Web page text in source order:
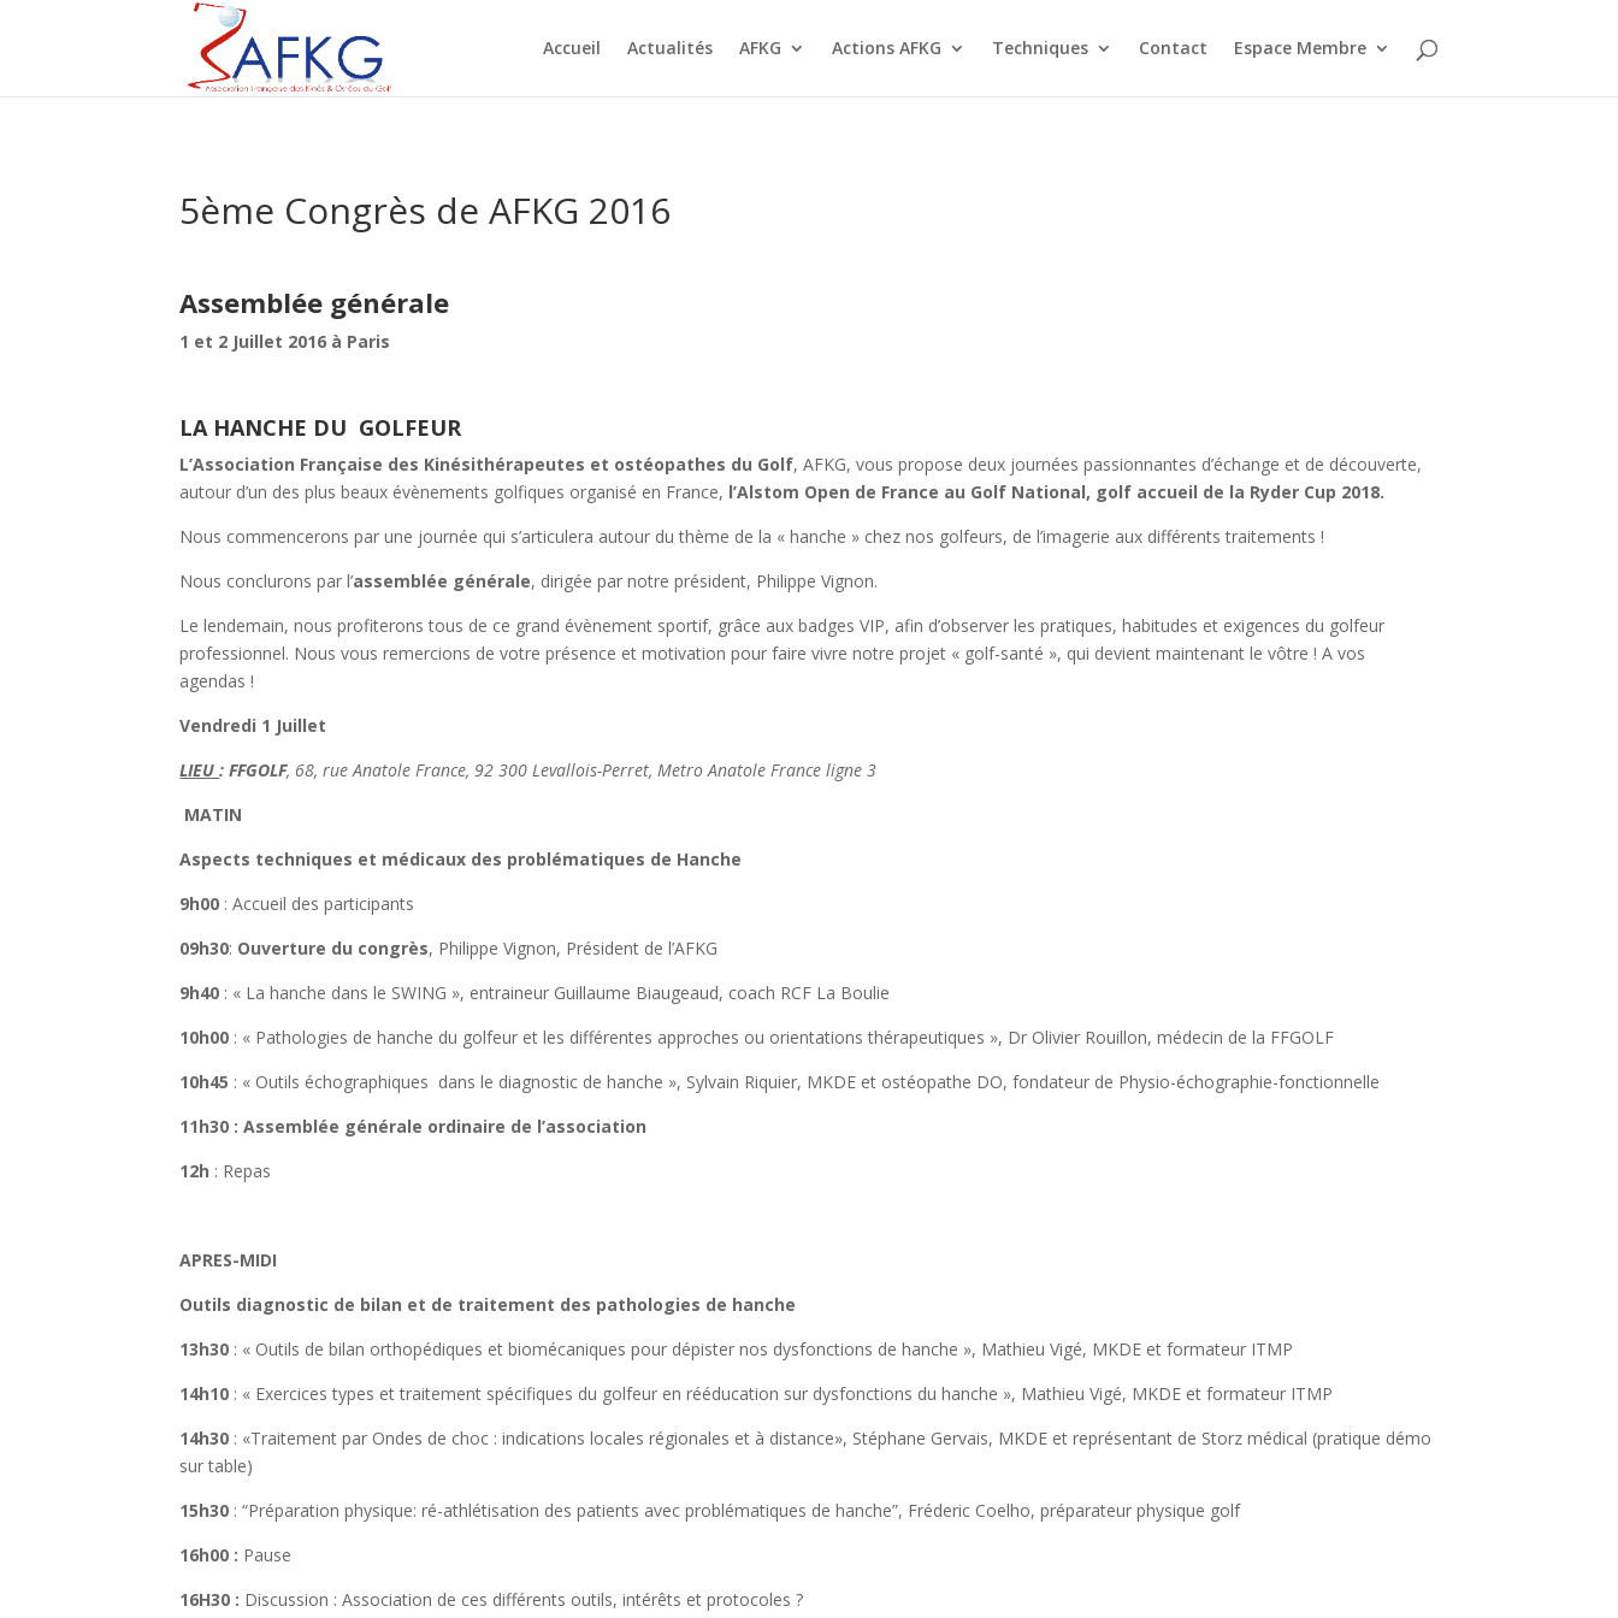
Accueil Actualités AFKG Actions AFKG Techniques Contact Espace Membre
5ème Congrès de AFKG 2016
Assemblée générale
1 et 2 Juillet 2016 à Paris
LA HANCHE DU GOLFEUR
L’Association Française des Kinésithérapeutes et ostéopathes du Golf, AFKG, vous propose deux journées passionnantes d’échange et de découverte,
autour d’un des plus beaux évènements golfiques organisé en France, l’Alstom Open de France au Golf National, golf accueil de la Ryder Cup 2018.
Nous commencerons par une journée qui s’articulera autour du thème de la « hanche » chez nos golfeurs, de l’imagerie aux différents traitements !
Nous conclurons par l’assemblée générale, dirigée par notre président, Philippe Vignon.
Le lendemain, nous profiterons tous de ce grand évènement sportif, grâce aux badges VIP, afin d’observer les pratiques, habitudes et exigences du golfeur
professionnel. Nous vous remercions de votre présence et motivation pour faire vivre notre projet « golf-santé », qui devient maintenant le vôtre ! A vos
agendas !
Vendredi 1 Juillet
LIEU: FFGOLF, 68, rue Anatole France, 92 300 Levallois-Perret, Metro Anatole France ligne 3
MATIN
Aspects techniques et médicaux des problématiques de Hanche
9h00 : Accueil des participants
09h30: Ouverture du congrès, Philippe Vignon, Président de l’AFKG
9h40 : « La hanche dans le SWING », entraineur Guillaume Biaugeaud, coach RCF La Boulie
10h00 : « Pathologies de hanche du golfeur et les différentes approches ou orientations thérapeutiques », Dr Olivier Rouillon, médecin de la FFGOLF
10h45 : « Outils échographiques dans le diagnostic de hanche », Sylvain Riquier, MKDE et ostéopathe DO, fondateur de Physio-échographie-fonctionnelle
11h30 : Assemblée générale ordinaire de l’association
12h : Repas
APRES-MIDI
Outils diagnostic de bilan et de traitement des pathologies de hanche
13h30 : « Outils de bilan orthopédiques et biomécaniques pour dépister nos dysfonctions de hanche », Mathieu Vigé, MKDE et formateur ITMP
14h10 : « Exercices types et traitement spécifiques du golfeur en rééducation sur dysfonctions du hanche », Mathieu Vigé, MKDE et formateur ITMP
14h30 : «Traitement par Ondes de choc : indications locales régionales et à distance», Stéphane Gervais, MKDE et représentant de Storz médical (pratique démo
sur table)
15h30 : “Préparation physique: ré-athlétisation des patients avec problématiques de hanche”, Fréderic Coelho, préparateur physique golf
16h00 : Pause
16H30 : Discussion : Association de ces différents outils, intérêts et protocoles ?